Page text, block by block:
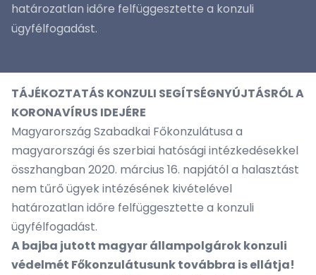
határozatlan időre felfüggesztette a konzuli
ügyfélfogadást.
TÁJÉKOZTATÁS KONZULI SEGÍTSÉGNYÚJTÁSRÓL A
KORONAVÍRUS IDEJÉRE
Magyarország Szabadkai Főkonzulátusa a
magyarországi és szerbiai hatósági intézkedésekkel
összhangban 2020. március 16. napjától a halasztást
nem tűrő ügyek intézésének kivételével
határozatlan időre felfüggesztette a konzuli
ügyfélfogadást.
A bajba jutott magyar állampolgárok konzuli
védelmét Főkonzulátusunk továbbra is ellátja!